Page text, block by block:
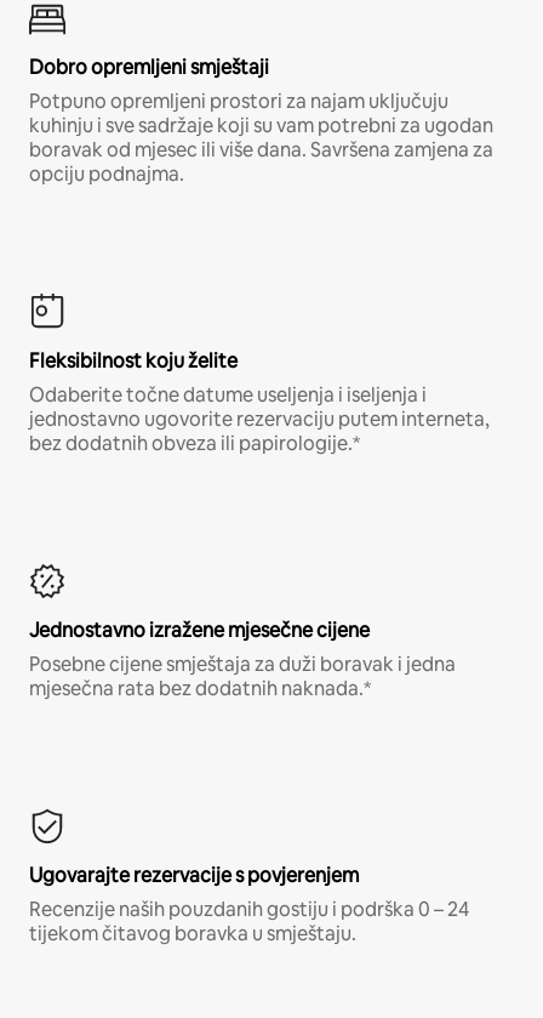
Dobro opremljeni smještaji
Potpuno opremljeni prostori za najam uključuju
kuhinju i sve sadržaje koji su vam potrebni za ugodan
boravak od mjesec ili više dana. Savršena zamjena za
opciju podnajma.
Fleksibilnost koju želite
Odaberite točne datume useljenja i iseljenja i
jednostavno ugovorite rezervaciju putem interneta,
bez dodatnih obveza ili papirologije.*
Jednostavno izražene mjesečne cijene
Posebne cijene smještaja za duži boravak i jedna
mjesečna rata bez dodatnih naknada.*
Ugovarajte rezervacije s povjerenjem
Recenzije naših pouzdanih gostiju i podrška 0 – 24
tijekom čitavog boravka u smještaju.